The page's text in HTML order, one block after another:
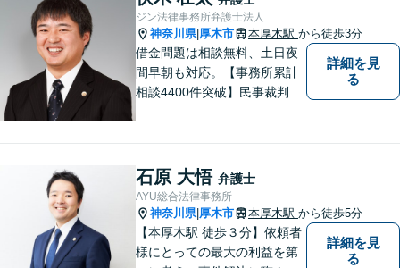
ジン法律事務所弁護士法人
神奈川県| 厚木市 本厚木駅 から徒歩3分
借金問題は相談無料、土日夜
間早朝も対応。【事務所累計
相談4400件突破】民事裁判／
詳細を見
る
石原 大悟 弁護士
AYU総合法律事務所
神奈川県| 厚木市 本厚木駅 から徒歩5分
【本厚木駅 徒歩３分】依頼者
様にとっての最大の利益を第
詳細を見
る